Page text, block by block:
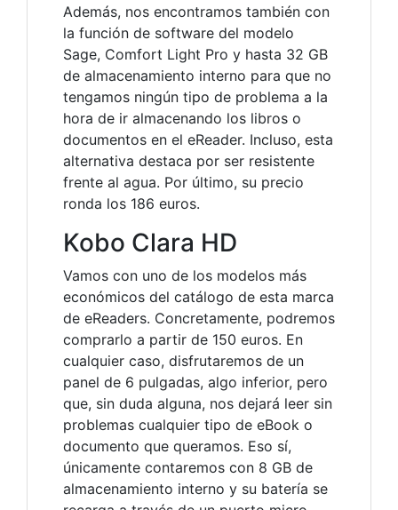
Además, nos encontramos también con
la función de software del modelo
Sage, Comfort Light Pro y hasta 32 GB
de almacenamiento interno para que no
tengamos ningún tipo de problema a la
hora de ir almacenando los libros o
documentos en el eReader. Incluso, esta
alternativa destaca por ser resistente
frente al agua. Por último, su precio
ronda los 186 euros.
Kobo Clara HD
Vamos con uno de los modelos más
económicos del catálogo de esta marca
de eReaders. Concretamente, podremos
comprarlo a partir de 150 euros. En
cualquier caso, disfrutaremos de un
panel de 6 pulgadas, algo inferior, pero
que, sin duda alguna, nos dejará leer sin
problemas cualquier tipo de eBook o
documento que queramos. Eso sí,
únicamente contaremos con 8 GB de
almacenamiento interno y su batería se